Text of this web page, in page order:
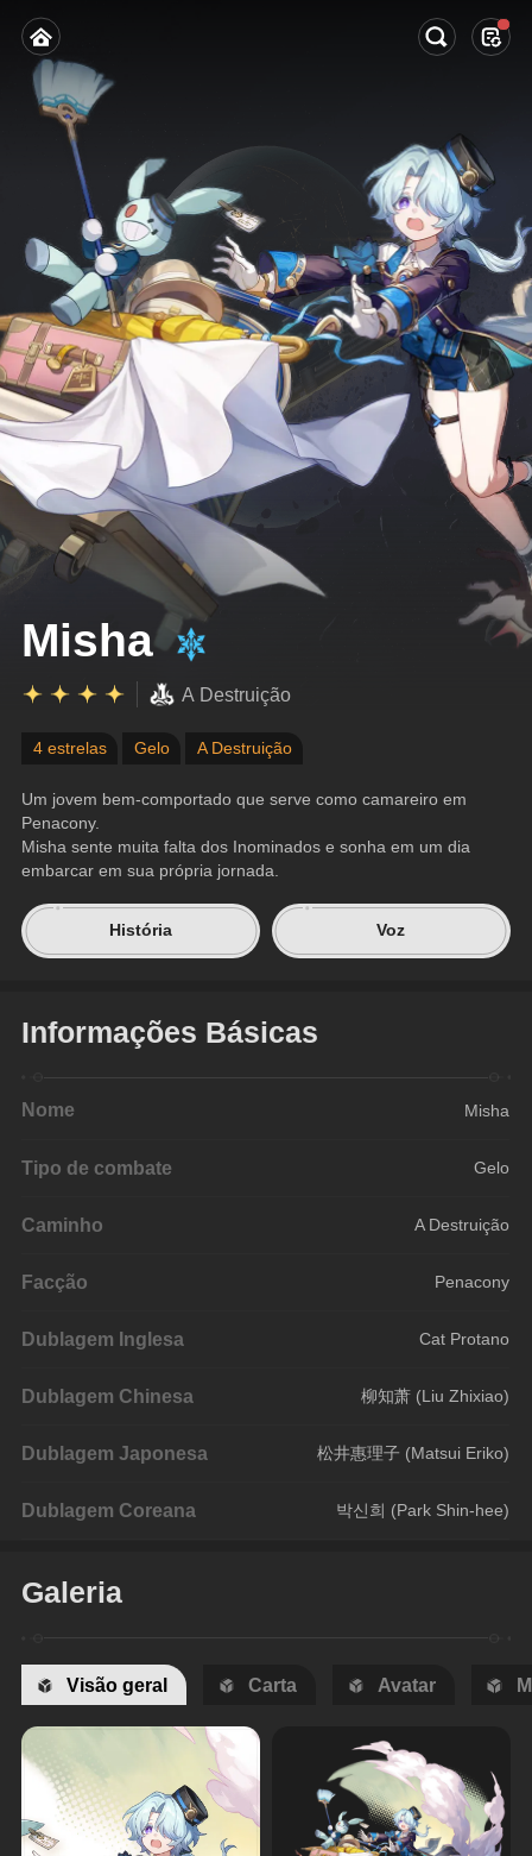
Misha
A Destruição
4 estrelas Gelo A Destruição
Um jovem bem-comportado que serve como camareiro em
Penacony.
Misha sente muita falta dos Inominados e sonha em um dia
embarcar em sua própria jornada.
História Voz
Informações Básicas
Nome Misha
Tipo de combate Gelo
Caminho A Destruição
Facção Penacony
Dublagem Inglesa Cat Protano
Dublagem Chinesa 柳知萧 (Liu Zhixiao)
Dublagem Japonesa 松井惠理子 (Matsui Eriko)
Dublagem Coreana 박신희 (Park Shin-hee)
Galeria
Visão geral Carta Avatar